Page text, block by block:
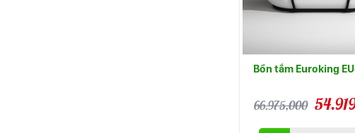
Bồn tắm Euroking
66.975,000